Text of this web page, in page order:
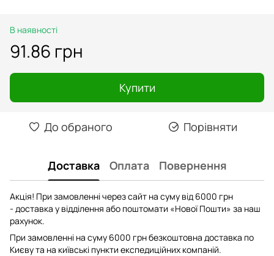
В наявності
91.86 грн
Купити
До обраного Порівняти
Доставка Оплата Повернення
Акція! При замовленні через сайт на суму від 6000 грн
- доставка у відділення або поштомати «Нової Пошти» за наш
рахунок.
При замовленні на суму 6000 грн безкоштовна доставка по
Києву та на київські пункти експедиційних компаній.